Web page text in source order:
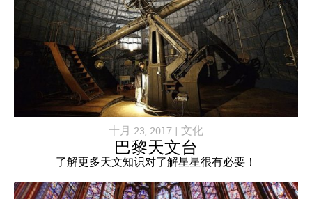
十月 23, 2017 | 文化
巴黎天文台
了解更多天文知识对了解星星很有必要！